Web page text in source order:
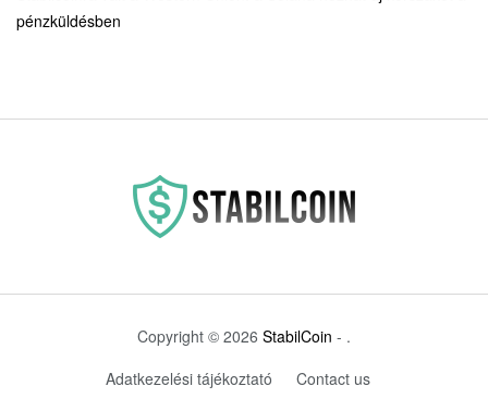
pénzküldésben
Copyright © 2026 StabilCoin - .
Adatkezelési tájékoztató
Contact us